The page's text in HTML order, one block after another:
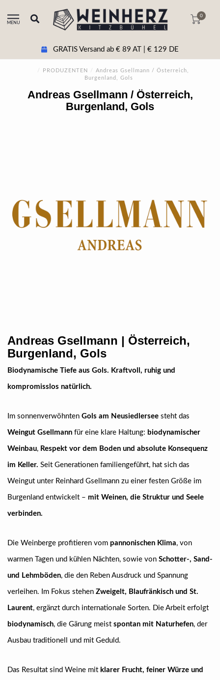
MENU
0
GRATIS Versand ab € 89 AT | € 129 DE
/ PRODUZENTEN /
Andreas Gsellmann / Österreich,
Burgenland, Gols
Andreas Gsellmann / Österreich,
Burgenland, Gols
Andreas Gsellmann | Österreich,
Burgenland, Gols
Biodynamische Tiefe aus Gols. Kraftvoll, ruhig und
kompromisslos natürlich.
Im sonnenverwöhnten Gols am Neusiedlersee steht das
Weingut Gsellmann für eine klare Haltung: biodynamischer
Weinbau, Respekt vor dem Boden und absolute Konsequenz
im Keller. Seit Generationen familiengeführt, hat sich das
Weingut unter Reinhard Gsellmann zu einer festen Größe im
Burgenland entwickelt – mit Weinen, die Struktur und Seele
verbinden.
Die Weinberge profitieren vom pannonischen Klima, von
warmen Tagen und kühlen Nächten, sowie von Schotter-, Sand-
und Lehmböden, die den Reben Ausdruck und Spannung
verleihen. Im Fokus stehen Zweigelt, Blaufränkisch und St.
Laurent, ergänzt durch internationale Sorten. Die Arbeit erfolgt
biodynamisch, die Gärung meist spontan mit Naturhefen, der
Ausbau traditionell und mit Geduld.
Das Resultat sind Weine mit klarer Frucht, feiner Würze und